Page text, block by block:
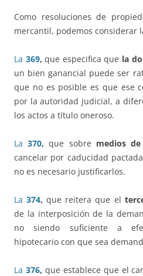
Como resoluciones de
mercantil, podemos considerar
La 369,que especifica que la
un bien ganancial puede ser
que no es posible es que ese
por la autoridad judicial, a
los actos a título oneroso.
La370,que sobre medios
cancelar por caducidad
no es necesario justificarlos.
La 374,que reitera que el
de la interposición de la
no siendo suficiente a
hipotecario con que sea
La 376, que establece que el